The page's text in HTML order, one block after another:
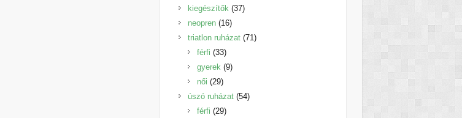
termék
kiegészítők 3737
neopren 1616
termék
triatlon ruházat 7171
férfi 3333
termék
gyerek 99
női 2929
termék
úszó ruházat 5454
férfi 2929